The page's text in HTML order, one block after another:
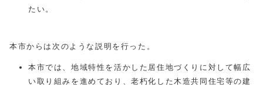
たい。
本市からは次のような説明を行った。
本市では、地域特性を活かした居住地づくりに対して幅広
い取り組みを進めており、老朽化した木造共同住宅等の建